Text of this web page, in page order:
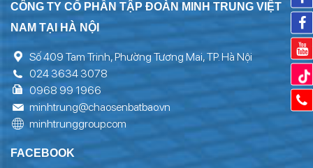
CÔNG TY CỔ PHẦN TẬP ĐOÀN MINH TRUNG VIỆT
NAM TẠI HÀ NỘI
Số 409 Tam Trinh, Phường Tương Mai, TP. Hà Nội
024 3634 3078
0968 99 1966
minhtrung@chaosenbatbao.vn
minhtrunggroup.com
FACEBOOK